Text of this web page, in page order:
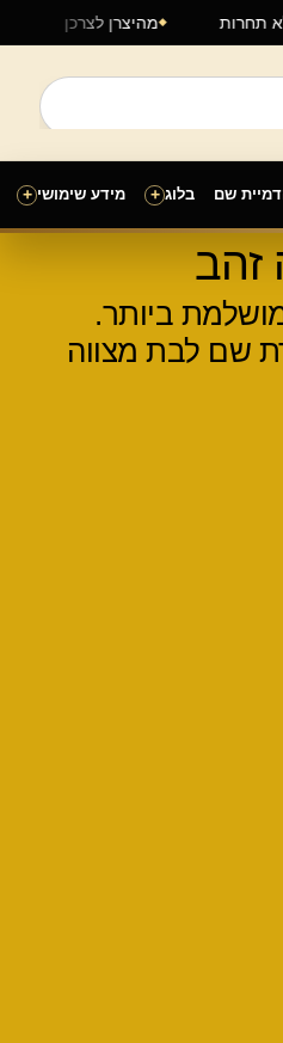
מהיצרן לצרכן ללא תחרות
שם בלוג + מידע שימושי +
זהב
ביותר.
שם לבת מצווה